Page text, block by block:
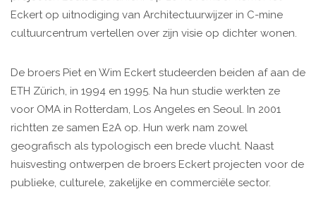
Eckert op uitnodiging van Architectuurwijzer in C-mine
cultuurcentrum vertellen over zijn visie op dichter wonen.
De broers Piet en Wim Eckert studeerden beiden af ​​aan de
ETH Zürich, in 1994 en 1995. Na hun studie werkten ze
voor OMA in Rotterdam, Los Angeles en Seoul. In 2001
richtten ze samen E2A op. Hun werk nam zowel
geografisch als typologisch een brede vlucht. Naast
huisvesting ontwerpen de broers Eckert projecten voor de
publieke, culturele, zakelijke en commerciële sector.